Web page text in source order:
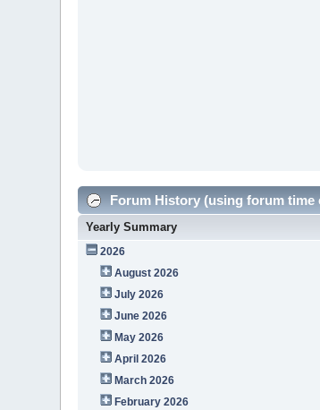
Forum History (using forum time
Yearly Summary
2026
August 2026
July 2026
June 2026
May 2026
April 2026
March 2026
February 2026